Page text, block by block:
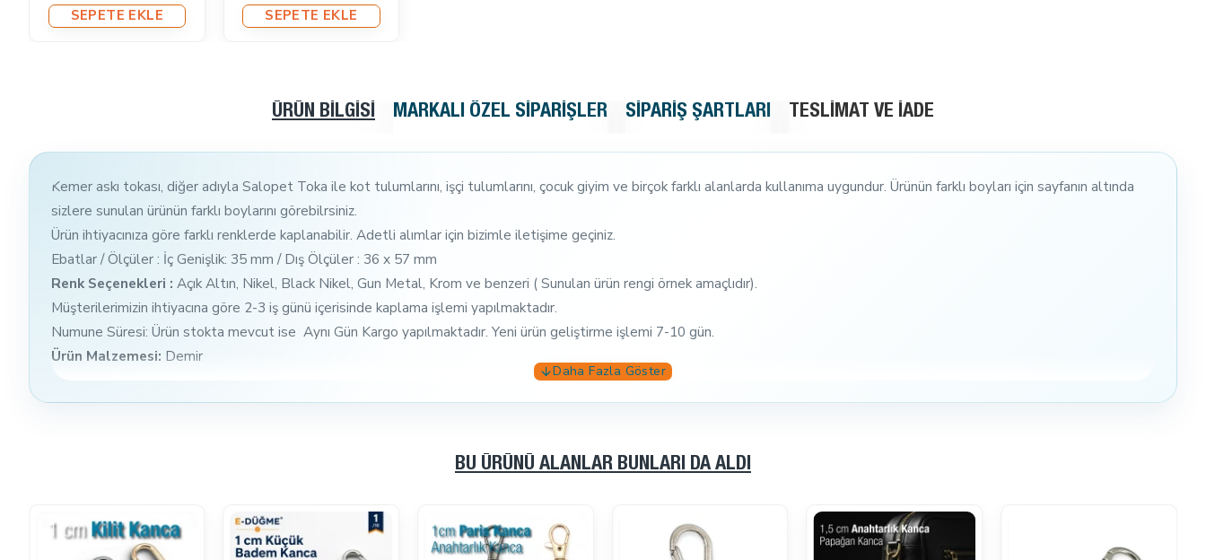
SEPETE EKLE SEPETE EKLE
ÜRÜN BILGISI MARKALI ÖZEL SIPARIŞLER SIPARIŞ ŞARTLARI TESLIMAT VE İADE
Kemer askı tokası, diğer adıyla Salopet Toka ile kot tulumlarını, işçi tulumlarını, çocuk giyim ve birçok farklı alanlarda kullanıma uygundur. Ürünün farklı boyları için sayfanın altında
sizlere sunulan ürünün farklı boylarını görebilrsiniz.
Ürün ihtiyacınıza göre farklı renklerde kaplanabilir. Adetli alımlar için bizimle iletişime geçiniz.
Ebatlar / Ölçüler : İç Genişlik: 35 mm / Dış Ölçüler : 36 x 57 mm
Renk Seçenekleri : Açık Altın, Nikel, Black Nikel, Gun Metal, Krom ve benzeri ( Sunulan ürün rengi örnek amaçlıdır).
Müşterilerimizin ihtiyacına göre 2-3 iş günü içerisinde kaplama işlemi yapılmaktadır.
Numune Süresi: Ürün stokta mevcut ise Aynı Gün Kargo yapılmaktadır. Yeni ürün geliştirme işlemi 7-10 gün.
Ürün Malzemesi: Demir
BU ÜRÜNÜ ALANLAR BUNLARI DA ALDI